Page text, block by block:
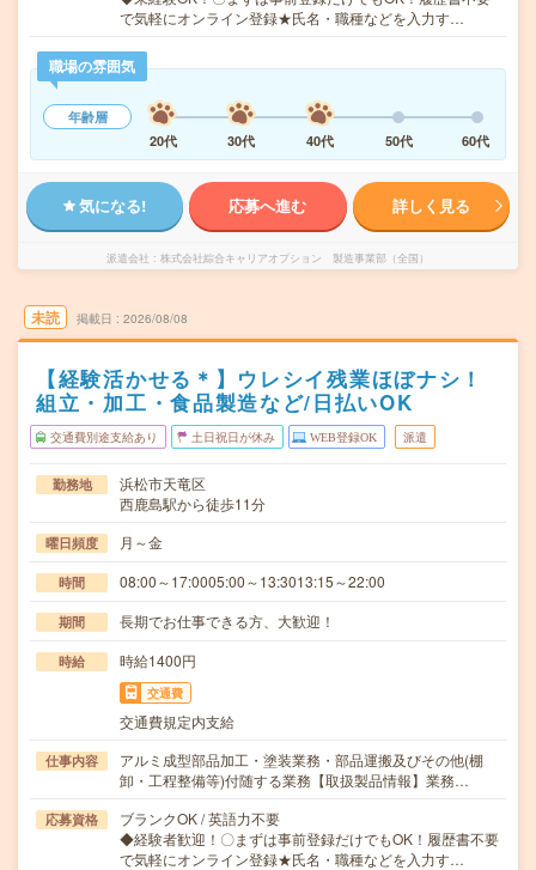
で気軽にオンライン登録★氏名・職種などを入力す…
職場の雰囲気
年齢層
20代
30代 40代 50代 60代
気になる! 応募へ進む 詳しく見る
派遣会社 株式会社綜合キャリアオプション 製造事業部（全国）
未読 掲載日 2026/08/08
【経験活かせる＊】ウレシイ残業ほぼナシ！
組立・加工・食品製造など/日払いOK
交通費別途支給あり 土日祝日が休み WEB登録OK 派遣
勤務地
浜松市天竜区
西鹿島駅から徒歩11分
曜日頻度 月～金
時間 08:00～17:0005:00～13:3013:15～22:00
期間 長期でお仕事できる方、大歓迎！
時給 時給1400円
交通費
交通費規定内支給
仕事内容
アルミ成型部品加工・塗装業務・部品運搬及びその他(棚
卸・工程整備等)付随する業務【取扱製品情報】業務…
応募資格
ブランクOK / 英語力不要
◆経験者歓迎！〇まずは事前登録だけでもOK！履歴書不要
で気軽にオンライン登録★氏名・職種などを入力す…